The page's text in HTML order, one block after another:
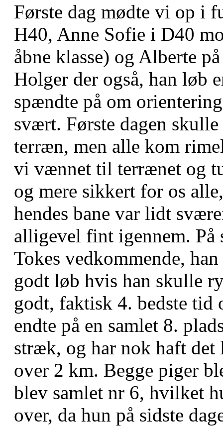
Første dag mødte vi op i
H40, Anne Sofie i D40
åbne klasse) og Alberte
Holger der også, han løb
spændte på om
svært. Første dagen
terræn, men alle kom
vi vænnet til terrænet og
og mere sikkert for os
hendes bane var lidt
alligevel fint igennem. På
Tokes vedkommende,
godt løb hvis han skulle
godt, faktisk 4. bedste tid
endte på en samlet 8.
stræk, og har nok haft det
over 2 km. Begge piger
blev samlet nr 6, hvilket
over, da hun på sidste